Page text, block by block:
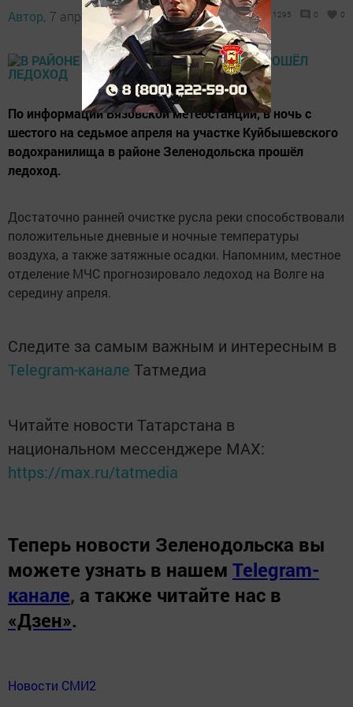
Автор, 7 апреля 2016 - 07:04 1295 0 0
По информации Вязовской метеостанции, в ночь с
шестого на седьмое апреля на участке Куйбышевского
водохранилища в районе Зеленодольска прошёл
ледоход.
Достаточно ранней очистке русла реки способствовали
положительные дневные и ночные температуры
воздуха, а также затяжные осадки. Напомним, местное
отделение МЧС прогнозировало ледоход на Волге на
середину апреля.
Следите за самым важным и интересным в
Telegram-канале Татмедиа
Читайте новости Татарстана в
национальном мессенджере MАХ:
https://max.ru/tatmedia
Теперь новости Зеленодольска вы
можете узнать в нашем Telegram-
канале, а также читайте нас в
«Дзен».
Новости СМИ2